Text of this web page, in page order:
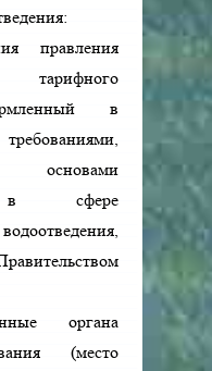
правления
тарифного
в
основами
в сфере
органа
(место